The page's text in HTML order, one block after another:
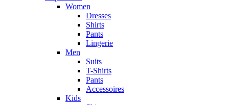
Women
Dresses
Shirts
Pants
Lingerie
Men
Suits
T-Shirts
Pants
Accessoires
Kids